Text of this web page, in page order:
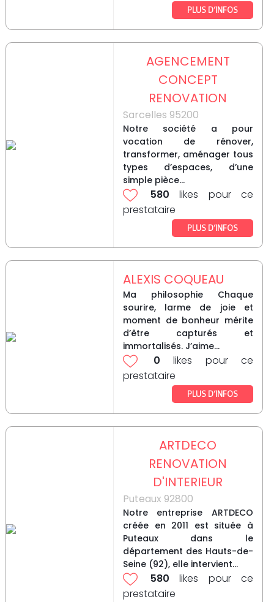
PLUS D’INFOS
AGENCEMENT
CONCEPT
RENOVATION
Sarcelles 95200
Notre société a pour
vocation de rénover,
transformer, aménager tous
types d’espaces, d’une
simple pièce...
580 likes pour ce
prestataire
PLUS D’INFOS
ALEXIS COQUEAU
Ma philosophie Chaque
sourire, larme de joie et
moment de bonheur mérite
d’être capturés et
immortalisés. J’aime...
0 likes pour ce
prestataire
PLUS D’INFOS
ARTDECO
RENOVATION
D'INTERIEUR
Puteaux 92800
Notre entreprise ARTDECO
créée en 2011 est située à
Puteaux dans le
département des Hauts-de-
Seine (92), elle intervient...
580 likes pour ce
prestataire